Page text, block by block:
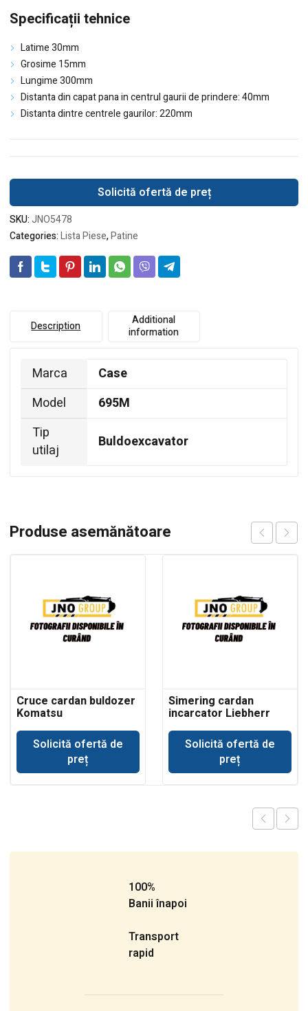
Specificații tehnice
Latime 30mm
Grosime 15mm
Lungime 300mm
Distanta din capat pana in centrul gaurii de prindere: 40mm
Distanta dintre centrele gaurilor: 220mm
Solicită ofertă de preț
SKU:JNO5478
Categories:Lista Piese,Patine
Description
Additional
information
Marca
Case
Model
695M
Tip
utilaj
Buldoexcavator
Produse asemănătoare
Cruce cardan buldozer
Komatsu
Solicită ofertă de
preț
Simering cardan
incarcator Liebherr
Solicită ofertă de
preț
100%
Banii înapoi
Transport
rapid